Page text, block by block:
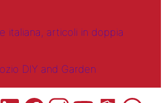
italiana, articoli in doppia
DIY and Garden